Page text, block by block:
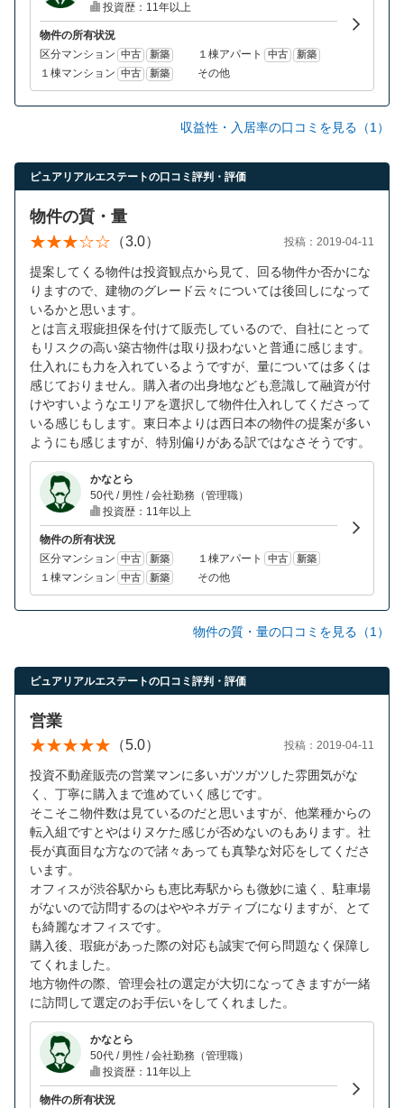
投資歴：11年以上
物件の所有状況
区分マンション 中古 新築 １棟アパート 中古 新築
１棟マンション 中古 新築 その他
収益性・入居率の口コミを見る（1）
ピュアリアルエステートの口コミ評判・評価
物件の質・量
（3.0） 投稿：2019-04-11
提案してくる物件は投資観点から見て、回る物件か否かにな
りますので、建物のグレード云々については後回しになって
いるかと思います。
とは言え瑕疵担保を付けて販売しているので、自社にとって
もリスクの高い築古物件は取り扱わないと普通に感じます。
仕入れにも力を入れているようですが、量については多くは
感じておりません。購入者の出身地なども意識して融資が付
けやすいようなエリアを選択して物件仕入れしてくださって
いる感じもします。東日本よりは西日本の物件の提案が多い
ようにも感じますが、特別偏りがある訳ではなさそうです。
かなとら
50代 / 男性 / 会社勤務（管理職）
投資歴：11年以上
物件の所有状況
区分マンション 中古 新築 １棟アパート 中古 新築
１棟マンション 中古 新築 その他
物件の質・量の口コミを見る（1）
ピュアリアルエステートの口コミ評判・評価
営業
（5.0） 投稿：2019-04-11
投資不動産販売の営業マンに多いガツガツした雰囲気がな
く、丁寧に購入まで進めていく感じです。
そこそこ物件数は見ているのだと思いますが、他業種からの
転入組ですとやはりヌケた感じが否めないのもあります。社
長が真面目な方なので諸々あっても真摯な対応をしてくださ
います。
オフィスが渋谷駅からも恵比寿駅からも微妙に遠く、駐車場
がないので訪問するのはややネガティブになりますが、とて
も綺麗なオフィスです。
購入後、瑕疵があった際の対応も誠実で何ら問題なく保障し
てくれました。
地方物件の際、管理会社の選定が大切になってきますが一緒
に訪問して選定のお手伝いをしてくれました。
かなとら
50代 / 男性 / 会社勤務（管理職）
投資歴：11年以上
物件の所有状況